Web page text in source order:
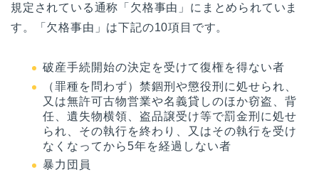
規定されている通称「欠格事由」にまとめられていま
す。「欠格事由」は下記の10項目です。
破産手続開始の決定を受けて復権を得ない者
（罪種を問わず）禁錮刑や懲役刑に処せられ、
又は無許可古物営業や名義貸しのほか窃盗、背
任、遺失物横領、盗品譲受け等で罰金刑に処せ
られ、その執行を終わり、又はその執行を受け
なくなってから5年を経過しない者
暴力団員